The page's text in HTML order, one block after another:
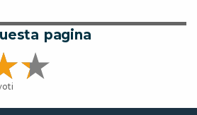
pagina